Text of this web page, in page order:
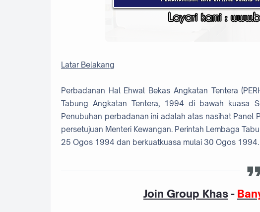
Latar Belakang
Perbadanan Hal Ehwal Bekas Angkatan Tentera
Tabung Angkatan Tentera, 1994 di bawah kuasa
Penubuhan perbadanan ini adalah atas nasihat Panel
persetujuan Menteri Kewangan. Perintah Lembaga
25 Ogos 1994 dan berkuatkuasa mulai 30 Ogos 1994.
Join Group Khas-